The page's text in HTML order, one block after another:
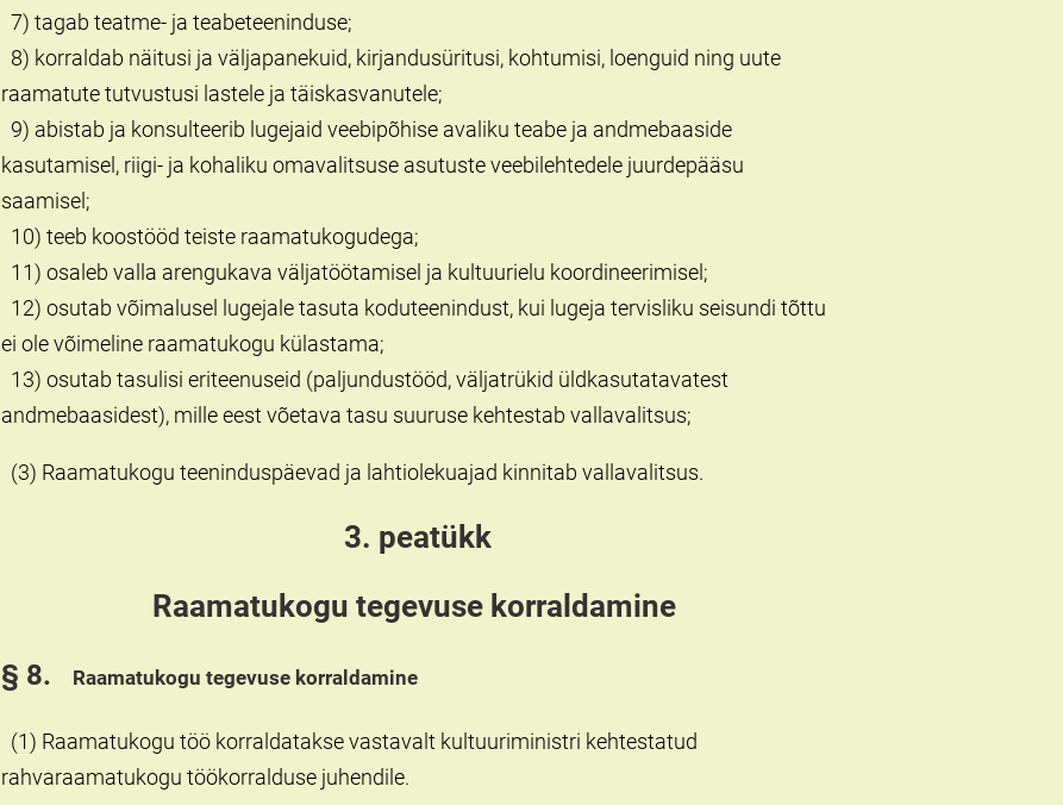
7) tagab teatme- ja teabeteeninduse;
8) korraldab näitusi ja väljapanekuid, kirjandusüritusi, kohtumisi, loenguid ning uute
raamatute tutvustusi lastele ja täiskasvanutele;
9) abistab ja konsulteerib lugejaid veebipõhise avaliku teabe ja andmebaaside
kasutamisel, riigi- ja kohaliku omavalitsuse asutuste veebilehtedele juurdepääsu
saamisel;
10) teeb koostööd teiste raamatukogudega;
11) osaleb valla arengukava väljatöötamisel ja kultuurielu koordineerimisel;
12) osutab võimalusel lugejale tasuta koduteenindust, kui lugeja tervisliku seisundi tõttu
ei ole võimeline raamatukogu külastama;
13) osutab tasulisi eriteenuseid (paljundustööd, väljatrükid üldkasutatavatest
andmebaasidest), mille eest võetava tasu suuruse kehtestab vallavalitsus;
(3) Raamatukogu teeninduspäevad ja lahtiolekuajad kinnitab vallavalitsus.
3. peatükk
Raamatukogu tegevuse korraldamine
§ 8. Raamatukogu tegevuse korraldamine
(1) Raamatukogu töö korraldatakse vastavalt kultuuriministri kehtestatud
rahvaraamatukogu töökorralduse juhendile.